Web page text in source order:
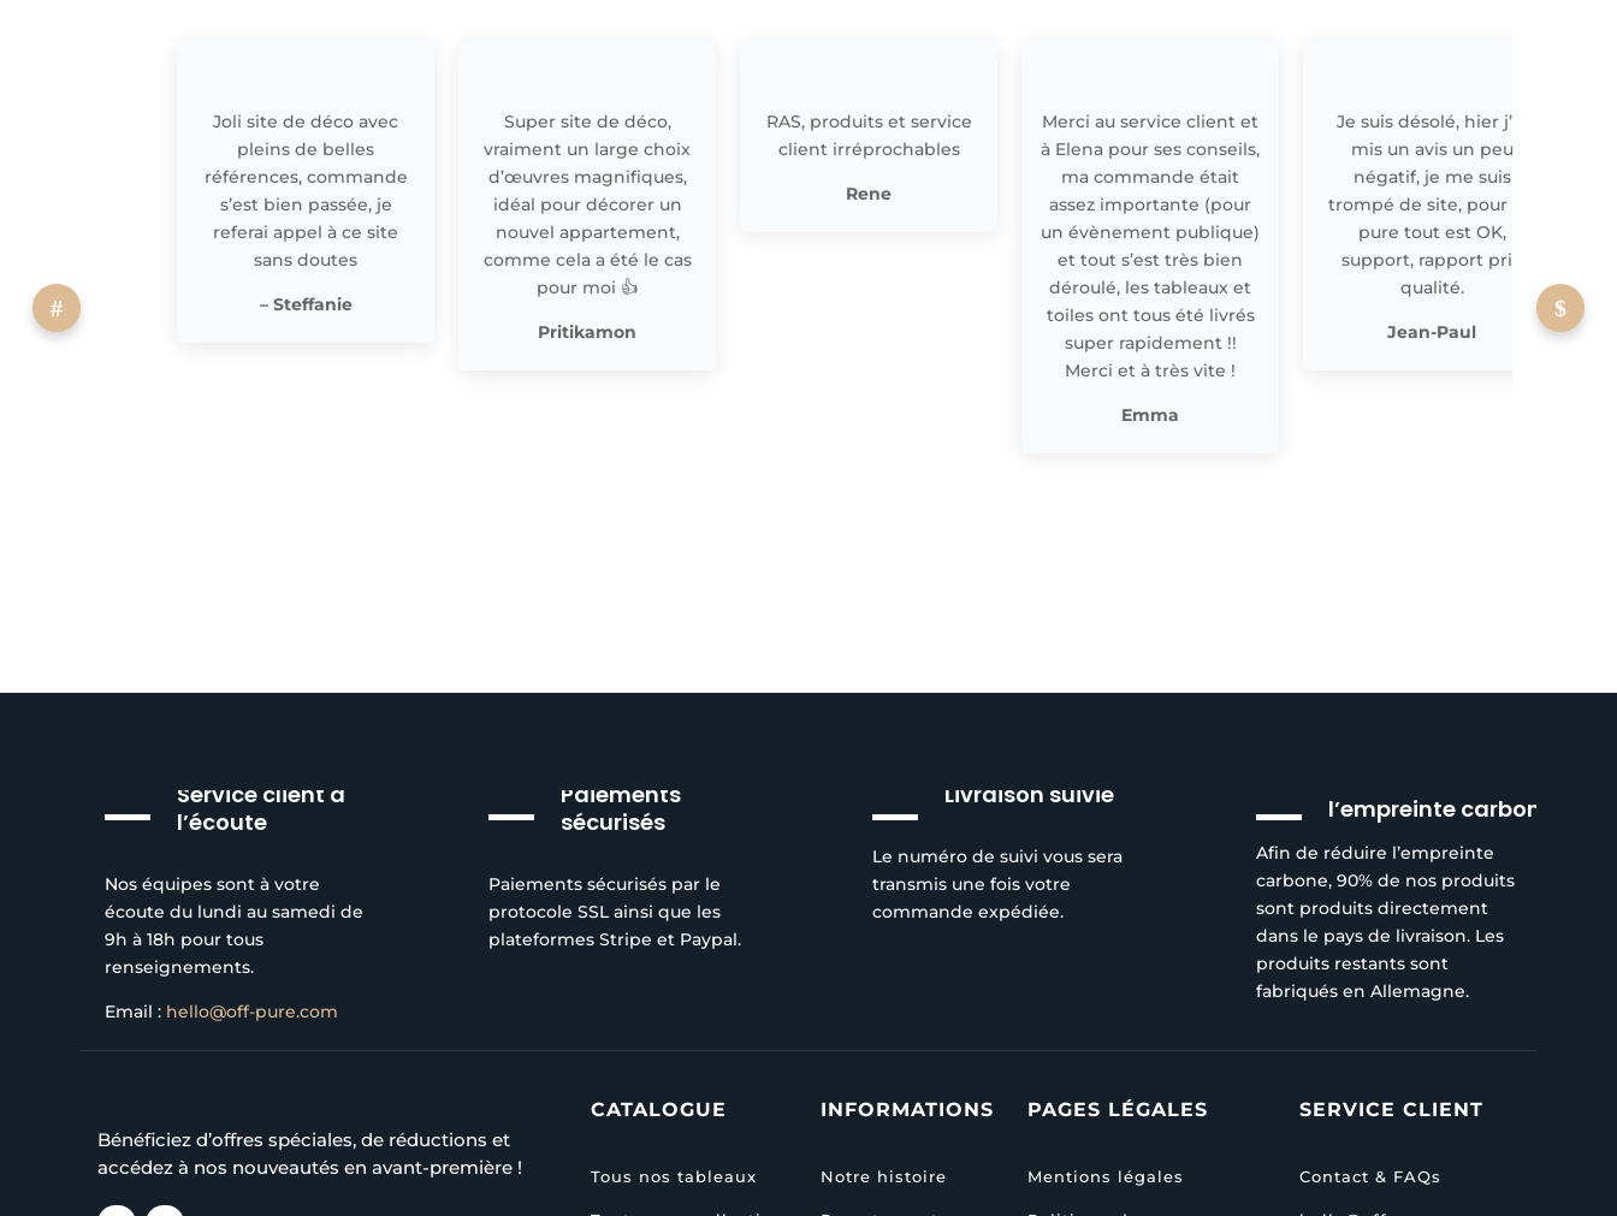
Joli site de déco avec
pleins de belles
références, commande
s’est bien passée, je
referai appel à ce site
sans doutes
– Steffanie
Super site de déco,
vraiment un large choix
d’œuvres magnifiques,
idéal pour décorer un
nouvel appartement,
comme cela a été le cas
pour moi 👍
Pritikamon
RAS, produits et service
client irréprochables
Rene
Merci au service client et
à Elena pour ses conseils,
ma commande était
assez importante (pour
un évènement publique)
et tout s’est très bien
déroulé, les tableaux et
toiles ont tous été livrés
super rapidement !!
Merci et à très vite !
Emma
Je suis désolé, hier j’ai
mis un avis un peu
négatif, je me suis
trompé de site, pour off
pure tout est OK,
support, rapport prix
qualité.
Jean-Paul
Service client à
l’écoute
Nos équipes sont à votre
écoute du lundi au samedi de
9h à 18h pour tous
renseignements.
Email : hello@off-pure.com
Paiements
sécurisés
Paiements sécurisés par le
protocole SSL ainsi que les
plateformes Stripe et Paypal.
Livraison suivie
Le numéro de suivi vous sera
transmis une fois votre
commande expédiée.
l’empreinte carbone
Afin de réduire l’empreinte
carbone, 90% de nos produits
sont produits directement
dans le pays de livraison. Les
produits restants sont
fabriqués en Allemagne.
Bénéficiez d’offres spéciales, de réductions et
accédez à nos nouveautés en avant-première !
CATALOGUE
Tous nos tableaux
INFORMATIONS
Notre histoire
PAGES LÉGALES
Mentions légales
SERVICE CLIENT
Contact & FAQs